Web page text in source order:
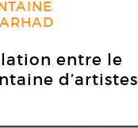
entre le
d’artistes